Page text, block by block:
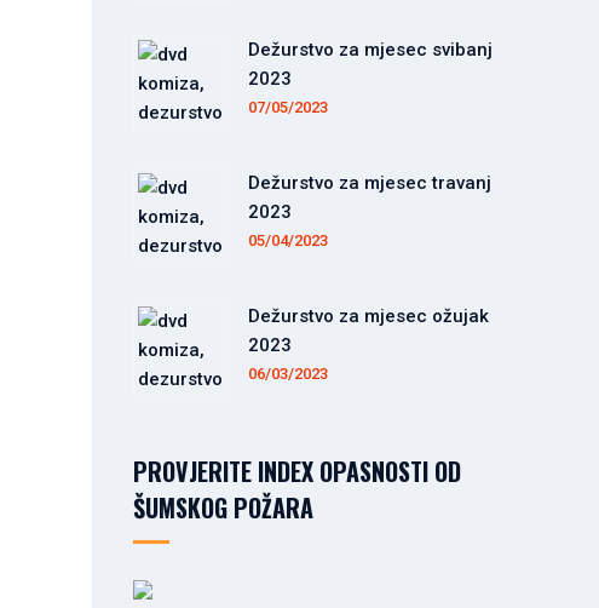
Dežurstvo za mjesec svibanj
2023
07/05/2023
Dežurstvo za mjesec travanj
2023
05/04/2023
Dežurstvo za mjesec ožujak
2023
06/03/2023
PROVJERITE INDEX OPASNOSTI OD
ŠUMSKOG POŽARA